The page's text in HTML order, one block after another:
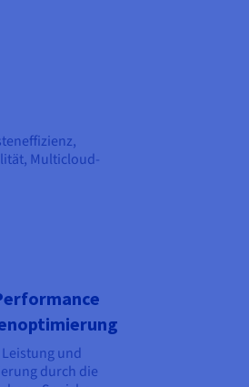
Multicloud-
und
durch die